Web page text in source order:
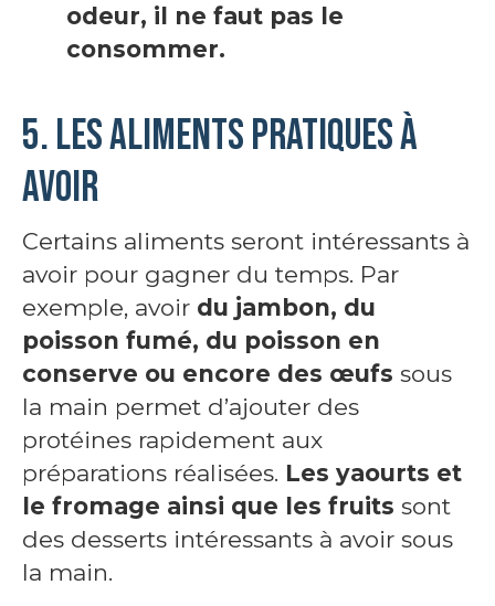
odeur, il ne faut pas le
consommer.
5. Les aliments pratiques à
avoir
Certains aliments seront intéressants à
avoir pour gagner du temps. Par
exemple, avoir du jambon, du
poisson fumé, du poisson en
conserve ou encore des œufs sous
la main permet d’ajouter des
protéines rapidement aux
préparations réalisées. Les yaourts et
le fromage ainsi que les fruits sont
des desserts intéressants à avoir sous
la main.